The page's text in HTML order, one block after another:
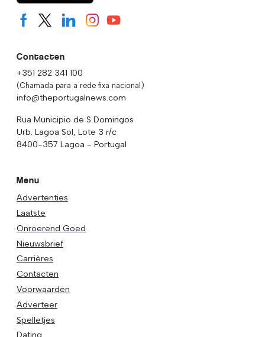
Contacten
+351 282 341 100
(Chamada para a rede fixa nacional)
info@theportugalnews.com
Rua Municipio de S Domingos
Urb. Lagoa Sol, Lote 3 r/c
8400-357 Lagoa - Portugal
Menu
Advertenties
Laatste
Onroerend Goed
Nieuwsbrief
Carrières
Contacten
Voorwaarden
Adverteer
Spelletjes
Dating